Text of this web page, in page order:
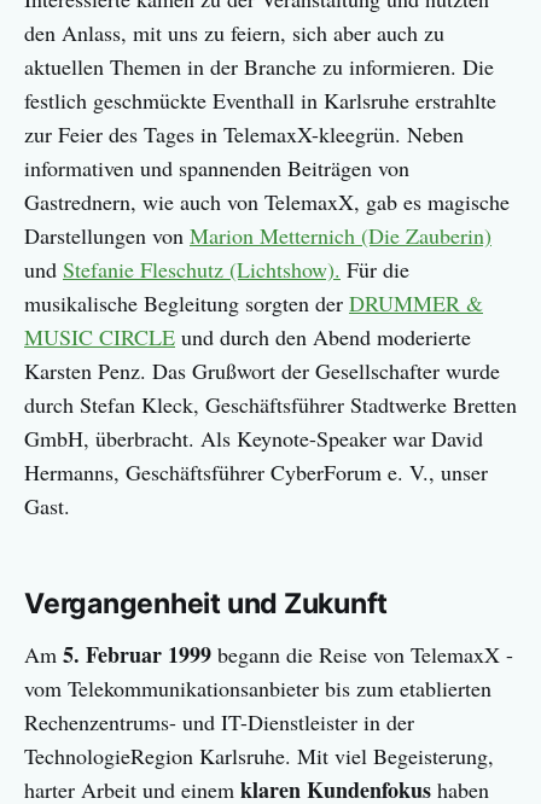
den Anlass, mit uns zu feiern, sich aber auch zu
aktuellen Themen in der Branche zu informieren. Die
festlich geschmückte Eventhall in Karlsruhe erstrahlte
zur Feier des Tages in TelemaxX-kleegrün. Neben
informativen und spannenden Beiträgen von
Gastrednern, wie auch von TelemaxX, gab es magische
Darstellungen von Marion Metternich (Die Zauberin)
und Stefanie Fleschutz (Lichtshow). Für die
musikalische Begleitung sorgten der DRUMMER &
MUSIC CIRCLE und durch den Abend moderierte
Karsten Penz. Das Grußwort der Gesellschafter wurde
durch Stefan Kleck, Geschäftsführer Stadtwerke Bretten
GmbH, überbracht. Als Keynote-Speaker war David
Hermanns, Geschäftsführer CyberForum e. V., unser
Gast.
Vergangenheit und Zukunft
Am 5. Februar 1999 begann die Reise von TelemaxX -
vom Telekommunikationsanbieter bis zum etablierten
Rechenzentrums- und IT-Dienstleister in der
TechnologieRegion Karlsruhe. Mit viel Begeisterung,
harter Arbeit und einem klaren Kundenfokus haben